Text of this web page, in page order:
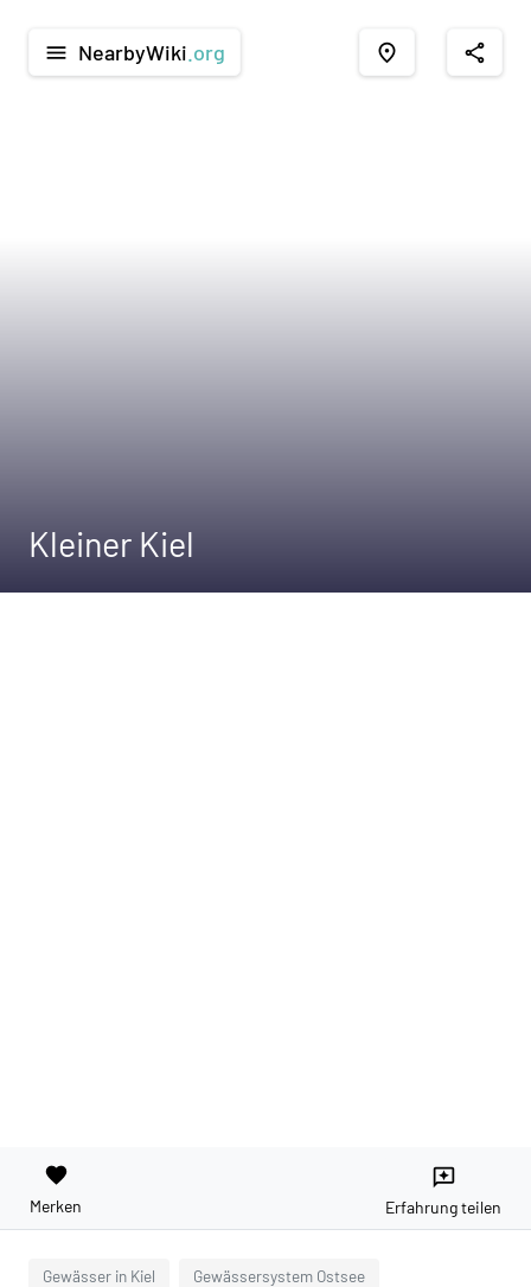
menu NearbyWiki .org place share
Kleiner Kiel
favorite
Merken
reviews
Erfahrung teilen
Gewässer in Kiel Gewässersystem Ostsee